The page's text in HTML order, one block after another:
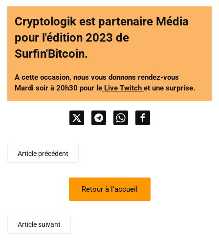
Cryptologik est partenaire Média
pour l'édition 2023 de
Surfin'Bitcoin.
A cette occasion, nous vous donnons rendez-vous
Mardi soir à 20h30 pour le Live Twitch et une surprise.
Article précédent
Retour à l'accueil
Article suivant